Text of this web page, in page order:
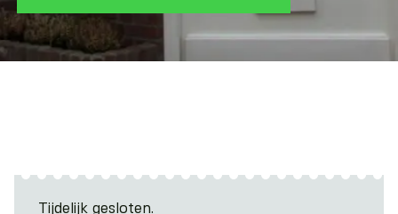
Tijdelijk gesloten.